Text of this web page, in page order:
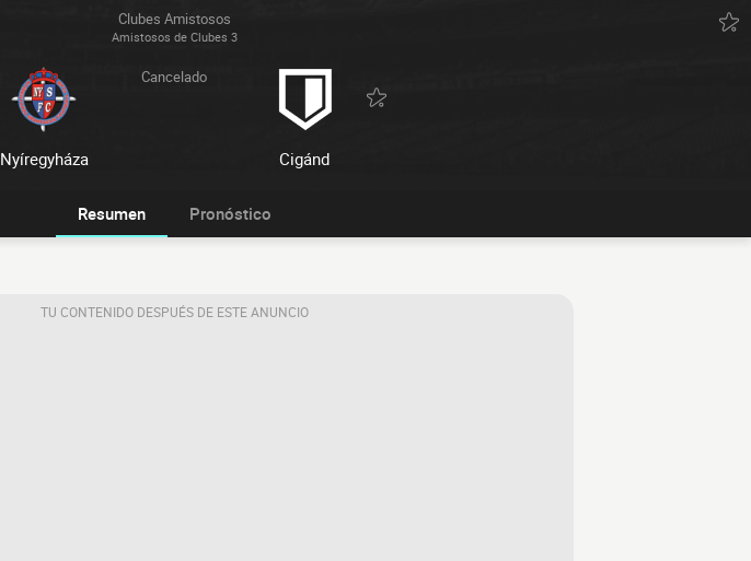
Clubes Amistosos
Amistosos de Clubes 3
Nyíregyháza
Cancelado
Cigánd
Resumen Pronóstico
TU CONTENIDO DESPUÉS DE ESTE ANUNCIO